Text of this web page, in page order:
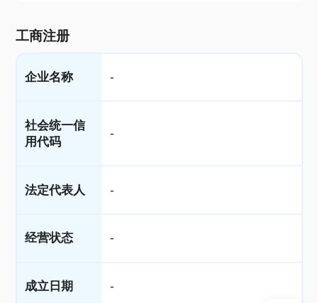
工商注册
企业名称 -
社会统一信
用代码
-
法定代表人 -
经营状态 -
成立日期 -